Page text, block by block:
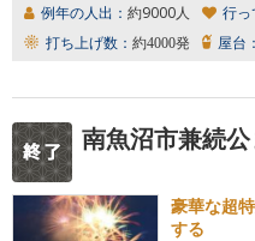
例年の人出： 約9000人 行っ
打ち上げ数： 約4000発 屋台：
南魚沼市兼続
豪華な超
する